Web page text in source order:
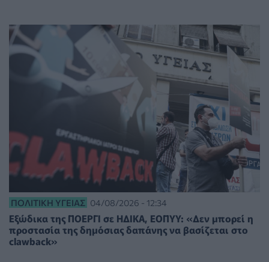
ΠΟΛΙΤΙΚΉ ΥΓΕΊΑΣ 04/08/2026 - 12:34
Εξώδικα της ΠΟΕΡΓΙ σε ΗΔΙΚΑ, ΕΟΠΥΥ: «Δεν μπορεί η
προστασία της δημόσιας δαπάνης να βασίζεται στο
clawback»